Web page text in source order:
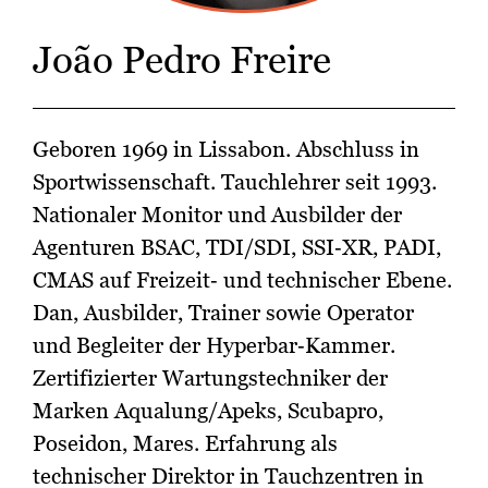
João Pedro Freire
Geboren 1969 in Lissabon. Abschluss in
Sportwissenschaft. Tauchlehrer seit 1993.
Nationaler Monitor und Ausbilder der
Agenturen BSAC, TDI/SDI, SSI‑XR, PADI,
CMAS auf Freizeit‑ und technischer Ebene.
Dan, Ausbilder, Trainer sowie Operator
und Begleiter der Hyperbar‑Kammer.
Zertifizierter Wartungstechniker der
Marken Aqualung/Apeks, Scubapro,
Poseidon, Mares. Erfahrung als
technischer Direktor in Tauchzentren in